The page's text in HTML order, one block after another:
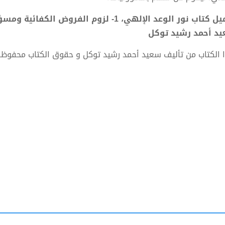
أحمد رشيد توكل
الكتاب من تأليف سعيد أحمد رشيد توكل و حقوق الكتاب